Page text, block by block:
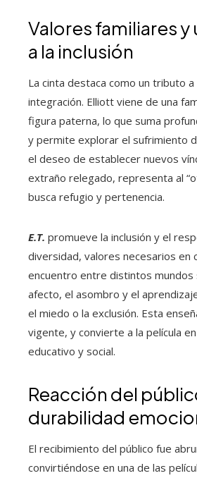
Valores familiares y
a la inclusión
La cinta destaca como un tributo a
integración. Elliott viene de una
figura paterna, lo que suma
y permite explorar el sufrimiento
el deseo de establecer nuevos
extraño relegado, representa al
busca refugio y pertenencia.
E.T. promueve la inclusión y el
diversidad, valores necesarios en
encuentro entre distintos mundos
afecto, el asombro y el
el miedo o la exclusión. Esta
vigente, y convierte a la película
educativo y social.
Reacción del
durabilidad
El recibimiento del público fue
convirtiéndose en una de las